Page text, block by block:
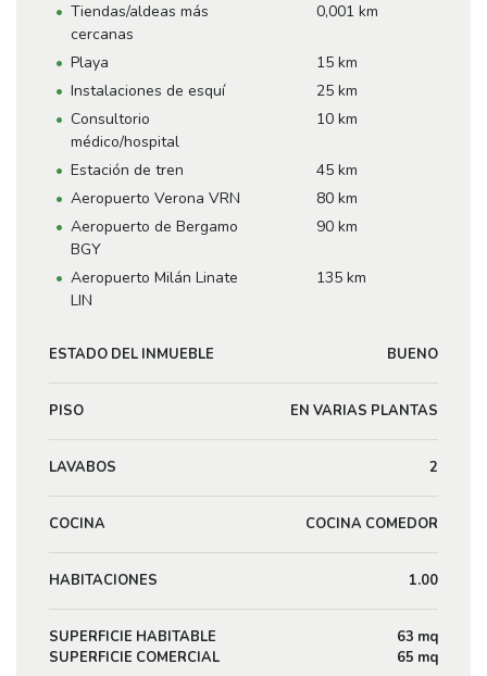
Tiendas/aldeas más
cercanas
0,001 km
Playa
15 km
Instalaciones de esquí
25 km
Consultorio
médico/hospital
10 km
Estación de tren
45 km
Aeropuerto Verona VRN
80 km
Aeropuerto de Bergamo
BGY
90 km
Aeropuerto Milán Linate
LIN
135 km
ESTADO DEL INMUEBLE BUENO
PISO EN VARIAS PLANTAS
LAVABOS 2
COCINA COCINA COMEDOR
HABITACIONES 1.00
SUPERFICIE HABITABLE
63 mq
SUPERFICIE COMERCIAL
65 mq